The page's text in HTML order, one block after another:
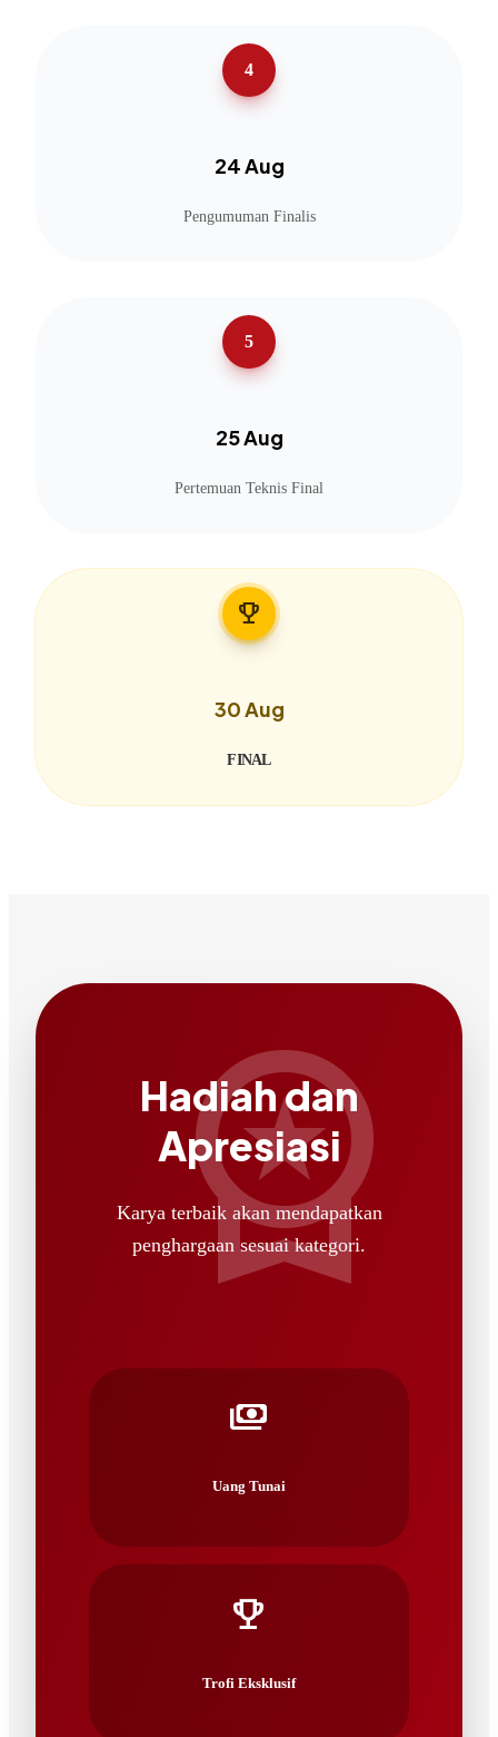
4
24 Aug
Pengumuman Finalis
5
25 Aug
Pertemuan Teknis Final
emoji_events
30 Aug
FINAL
workspace_premium
Hadiah dan
Apresiasi
Karya terbaik akan mendapatkan
penghargaan sesuai kategori.
payments
Uang Tunai
emoji_events
Trofi Eksklusif